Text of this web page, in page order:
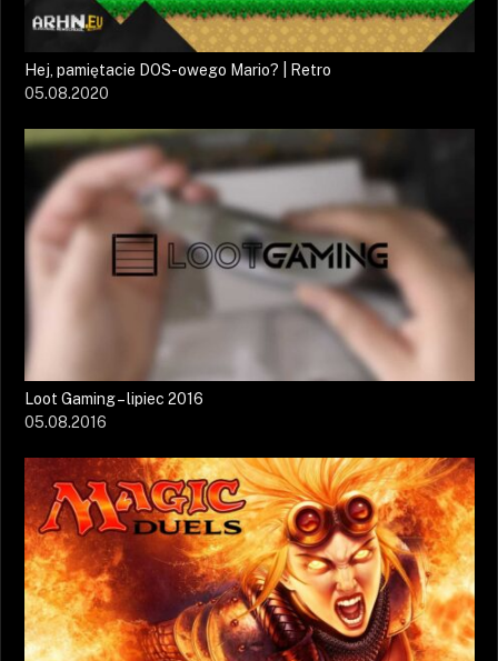
Hej, pamiętacie DOS-owego Mario? | Retro
05.08.2020
Loot Gaming – lipiec 2016
05.08.2016